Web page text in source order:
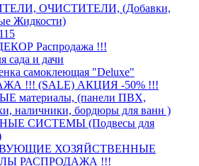
ОЧИСТИТЕЛИ, (Добавки,
Жидкости)
Распродажа !!!
и дачи
самоклеющая "Deluxe"
!!! (SALE) АКЦИЯ -50% !!!
материалы, (панели ПВХ,
наличники, бордюры для ванн )
СИСТЕМЫ (Подвесы для
ХОЗЯЙСТВЕННЫЕ
РАСПРОДАЖА !!!